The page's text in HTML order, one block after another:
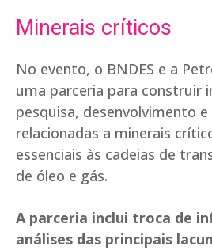
Minerais críticos
No evento, o BNDES e a
uma parceria para construir
pesquisa, desenvolvimento e
relacionadas a minerais
essenciais às cadeias de
de óleo e gás.
A parceria inclui troca de
análises das principais